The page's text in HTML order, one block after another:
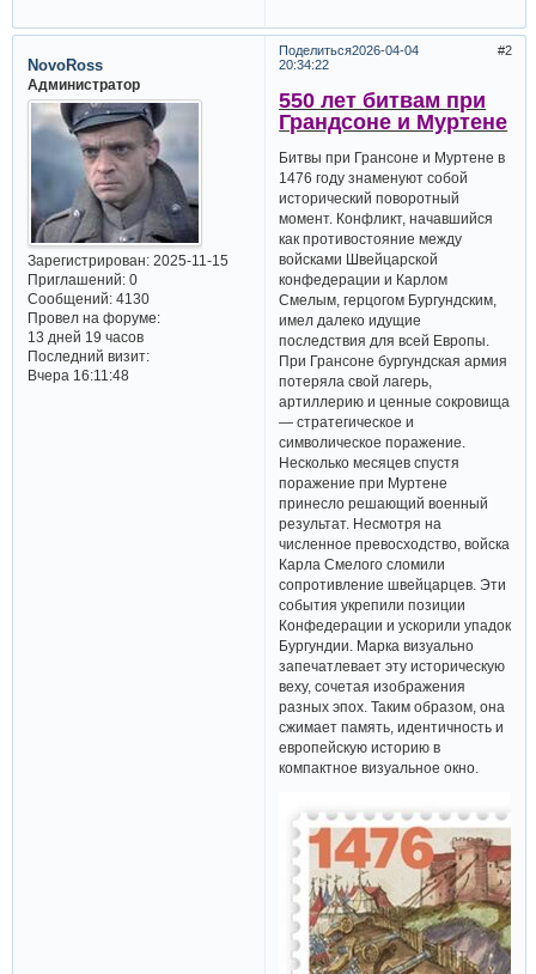
Поделиться 2
2026-04-04
20:34:22
NovoRoss
Администратор
Зарегистрирован: 2025-11-15
Приглашений:0
Сообщений:4130
Провел на форуме:
13 дней 19 часов
Последний визит:
Вчера 16:11:48
550 лет битвам при
Грандсоне и Муртене
Битвы при Грансоне и Муртене в
1476 году знаменуют собой
исторический поворотный
момент. Конфликт, начавшийся
как противостояние между
войсками Швейцарской
конфедерации и Карлом
Смелым, герцогом Бургундским,
имел далеко идущие
последствия для всей Европы.
При Грансоне бургундская армия
потеряла свой лагерь,
артиллерию и ценные сокровища
— стратегическое и
символическое поражение.
Несколько месяцев спустя
поражение при Муртене
принесло решающий военный
результат. Несмотря на
численное превосходство, войска
Карла Смелого сломили
сопротивление швейцарцев. Эти
события укрепили позиции
Конфедерации и ускорили упадок
Бургундии. Марка визуально
запечатлевает эту историческую
веху, сочетая изображения
разных эпох. Таким образом, она
сжимает память, идентичность и
европейскую историю в
компактное визуальное окно.